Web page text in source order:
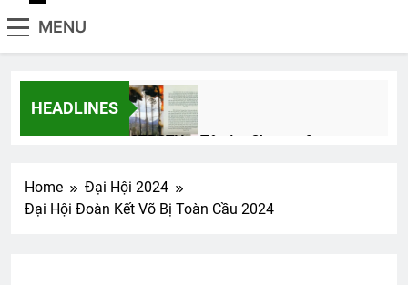
MENU
HEADLINES
CTBCTY – Tập I – Chương 9
Home
Đại Hội 2024
Đại Hội Đoàn Kết Võ Bị Toàn Cầu 2024